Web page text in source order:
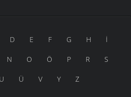
D E F G H İ
N O Ö P R S
U Ü V Y Z